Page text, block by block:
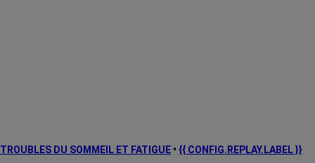
TROUBLES DU SOMMEIL ET FATIGUE • {{ CONFIG.REPLAY.LABEL }}